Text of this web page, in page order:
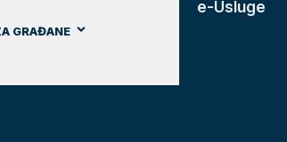
GRAĐANE
e-Usluge